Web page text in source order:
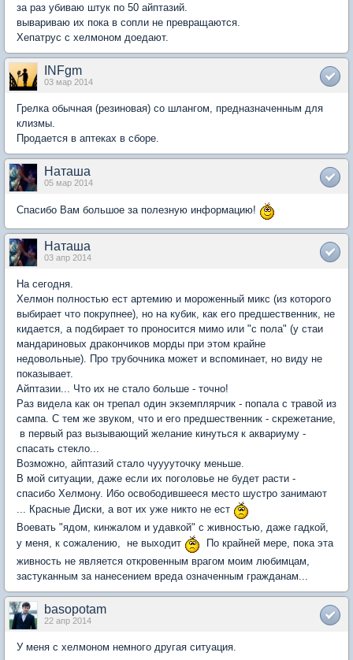
за раз убиваю штук по 50 айптазий.
вывариваю их пока в сопли не превращаются.
Хепатрус с хелмоном доедают.
INFgm
03 мар 2014
Грелка обычная (резиновая) со шлангом, предназначенным для
клизмы.
Продается в аптеках в сборе.
Наташа
05 мар 2014
Спасибо Вам большое за полезную информацию!
Наташа
03 апр 2014
На сегодня.
Хелмон полностью ест артемию и мороженный микс (из которого
выбирает что покрупнее), но на кубик, как его предшественник, не
кидается, а подбирает то проносится мимо или "с пола" (у стаи
мандариновых дракончиков морды при этом крайне
недовольные). Про трубочника может и вспоминает, но виду не
показывает.
Айптазии... Что их не стало больше - точно!
Раз видела как он трепал один экземплярчик - попала с травой из
сампа. С тем же звуком, что и его предшественник - скрежетание,
в первый раз вызывающий желание кинуться к аквариуму -
спасать стекло...
Возможно, айптазий стало чууууточку меньше.
В мой ситуации, даже если их поголовье не будет расти -
спасибо Хелмону. Ибо освободившееся место шустро занимают
... Красные Диски, а вот их уже никто не ест
Воевать "ядом, кинжалом и удавкой" с живностью, даже гадкой,
у меня, к сожалению, не выходит
По крайней мере, пока эта
живность не является откровенным врагом моим любимцам,
застуканным за нанесением вреда означенным гражданам...
basopotam
22 апр 2014
У меня с хелмоном немного другая ситуация.